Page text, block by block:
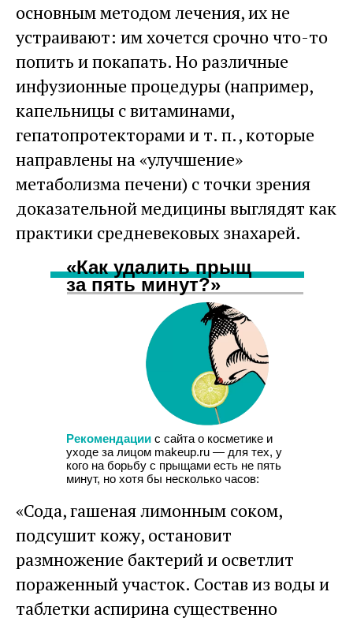
основным методом лечения, их не
устраивают: им хочется срочно что-то
попить и покапать. Но различные
инфузионные процедуры (например,
капельницы с витаминами,
гепатопротекторами и т. п., которые
направлены на «улучшение»
метаболизма печени) с точки зрения
доказательной медицины выглядят как
практики средневековых знахарей.
Рекомендации с сайта о косметике и
уходе за лицом makeup.ru — для тех, у
кого на борьбу с прыщами есть не пять
минут, но хотя бы несколько часов:
«Как удалить прыщ
за пять минут?»
«Сода, гашеная лимонным соком,
подсушит кожу, остановит
размножение бактерий и осветлит
пораженный участок. Состав из воды и
таблетки аспирина существенно